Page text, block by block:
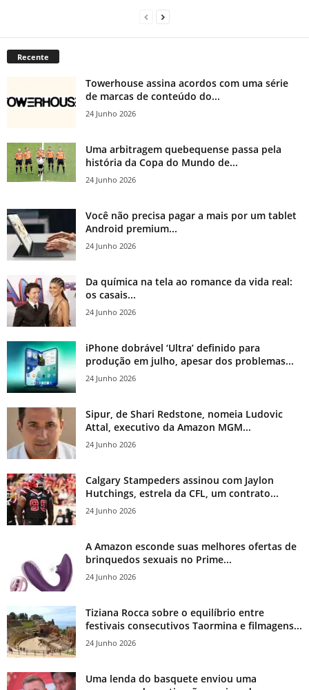
Recente
Towerhouse assina acordos com uma série
de marcas de conteúdo do...
24 Junho 2026
Uma arbitragem quebequense passa pela
história da Copa do Mundo de...
24 Junho 2026
Você não precisa pagar a mais por um tablet
Android premium...
24 Junho 2026
Da química na tela ao romance da vida real:
os casais...
24 Junho 2026
iPhone dobrável ‘Ultra’ definido para
produção em julho, apesar dos problemas...
24 Junho 2026
Sipur, de Shari Redstone, nomeia Ludovic
Attal, executivo da Amazon MGM...
24 Junho 2026
Calgary Stampeders assinou com Jaylon
Hutchings, estrela da CFL, um contrato...
24 Junho 2026
A Amazon esconde suas melhores ofertas de
brinquedos sexuais no Prime...
24 Junho 2026
Tiziana Rocca sobre o equilíbrio entre
festivais consecutivos Taormina e filmagens...
24 Junho 2026
Uma lenda do basquete enviou uma